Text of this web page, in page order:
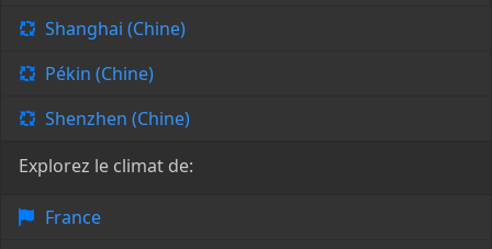
Shanghai (Chine)
Pékin (Chine)
Shenzhen (Chine)
Explorez le climat de:
France